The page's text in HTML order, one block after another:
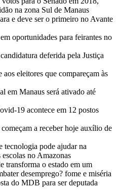
na zona Sul de Manaus
e deve ser o primeiro no Avante
oportunidades para feirantes no
deferida pela Justiça
aos eleitores que compareçam às
em Manaus será ativado até
19 acontece em 12 postos
a receber hoje auxílio de
tecnologia pode ajudar na
no Amazonas
transforma o estado em um
desemprego? fome e miséria
do MDB para ser deputada